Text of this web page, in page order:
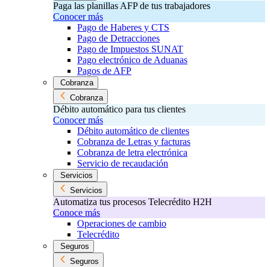
Paga las planillas AFP de tus trabajadores
Conocer más
Pago de Haberes y CTS
Pago de Detracciones
Pago de Impuestos SUNAT
Pago electrónico de Aduanas
Pagos de AFP
Cobranza
Cobranza
Débito automático para tus clientes
Conocer más
Débito automático de clientes
Cobranza de Letras y facturas
Cobranza de letra electrónica
Servicio de recaudación
Servicios
Servicios
Automatiza tus procesos Telecrédito H2H
Conoce más
Operaciones de cambio
Telecrédito
Seguros
Seguros